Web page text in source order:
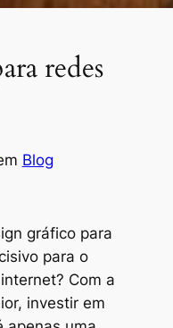
redes
Blog
gráfico para
para o
Com a
investir em